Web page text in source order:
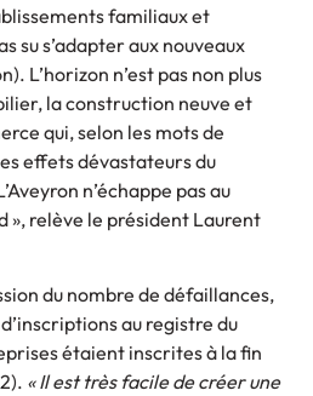
familiaux et
su s’adapter aux nouveaux
L’horizon n’est pas non plus
la construction neuve et
qui, selon les mots de
effets dévastateurs du
n’échappe pas au
», relève le président Laurent
du nombre de défaillances,
au registre du
étaient inscrites à la fin
« Il est très facile de créer une